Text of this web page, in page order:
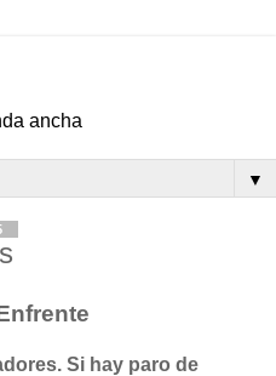
ancha
▼
Si hay paro de